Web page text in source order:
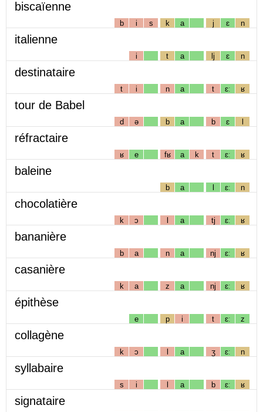
biscaïenne
b i s k a j ɛ n
italienne
i t a lj ɛ n
destinataire
t i n a t ɛː ʁ
tour de Babel
d ə b a b ɛ l
réfractaire
ʁ e fʁ a k t ɛː ʁ
baleine
b a l ɛː n
chocolatière
k ɔ l a tj ɛː ʁ
bananière
b a n a nj ɛː ʁ
casanière
k a z a nj ɛː ʁ
épithèse
e p i t ɛː z
collagène
k ɔ l a ʒ ɛː n
syllabaire
s i l a b ɛː ʁ
signataire